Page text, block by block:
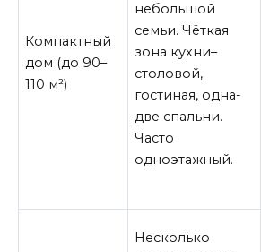
Компактный
дом (до 90–
110 м²)
небольшой
семьи. Чёткая
зона кухни–
столовой,
гостиная, одна-
две спальни.
Часто
одноэтажный.
Несколько